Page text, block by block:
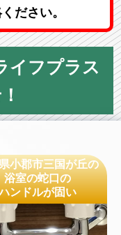
ださい。
イフプラス
小郡市三国が丘の
浴室の蛇口の
ンドルが固い